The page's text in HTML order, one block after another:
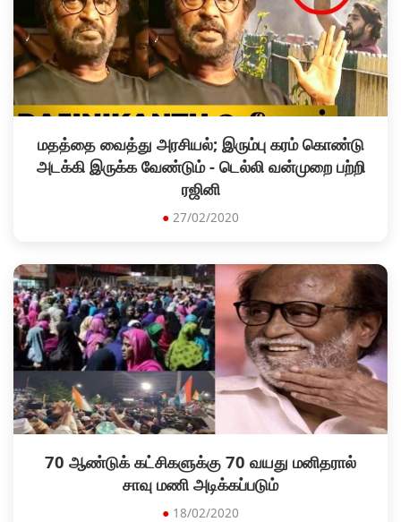
மதத்தை வைத்து அரசியல்; இரும்பு கரம் கொண்டு
அடக்கி இருக்க வேண்டும் - டெல்லி வன்முறை பற்றி
ரஜினி
● 27/02/2020
70 ஆண்டுக் கட்சிகளுக்கு 70 வயது மனிதரால்
சாவு மணி அடிக்கப்படும்
● 18/02/2020